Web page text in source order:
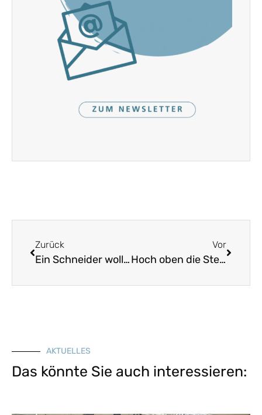
Zurück
Ein Schneider wollte wandern
Vor
Hoch oben die Sterne
AKTUELLES
Das könnte Sie auch interessieren: